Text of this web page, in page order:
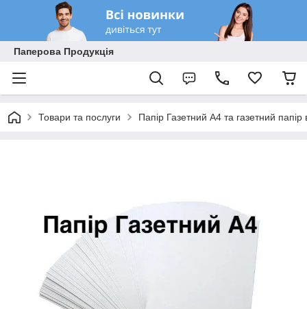
Паперова Продукція
Товари та послуги Папір Газетний А4 та газетний папір